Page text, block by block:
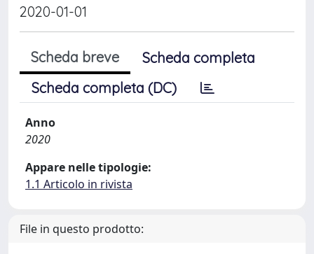
2020-01-01
Scheda breve
Scheda completa
Scheda completa (DC)
Anno
2020
Appare nelle tipologie:
1.1 Articolo in rivista
File in questo prodotto: